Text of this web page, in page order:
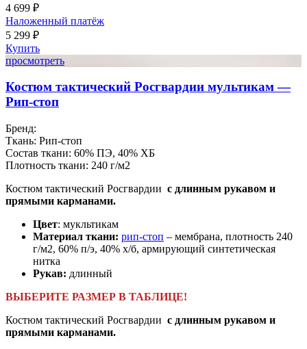
4 699 ₽
Наложенный платёж
5 299 ₽
Купить
просмотреть
Костюм тактический Росгвардии мультикам —
Рип-стоп
Бренд:
Ткань: Рип-стоп
Состав ткани: 60% ПЭ, 40% ХБ
Плотность ткани: 240 г/м2
Костюм тактический Росгвардии с длинным рукавом и
прямыми карманами.
Цвет: мукльтикам
Материал ткани: рип-стоп – мембрана, плотность 240
г/м2, 60% п/э, 40% х/б, армирующий синтетическая
нитка
Рукав: длинный
ВЫБЕРИТЕ РАЗМЕР В ТАБЛИЦЕ!
Костюм тактический Росгвардии с длинным рукавом и
прямыми карманами.